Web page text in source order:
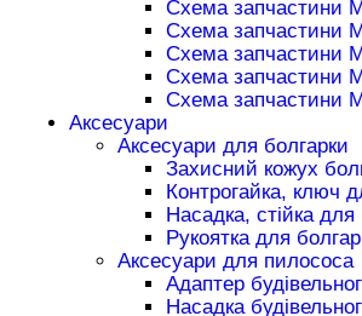
Схема запчастини
Схема запчастини
Схема запчастини
Схема запчастини
Схема запчастини
Аксесуари
Аксесуари для болгарки
Захисний кожух
Контрогайка, ключ
Насадка, стійка для
Рукоятка для
Аксесуари для пилососа
Адаптер
Насадка